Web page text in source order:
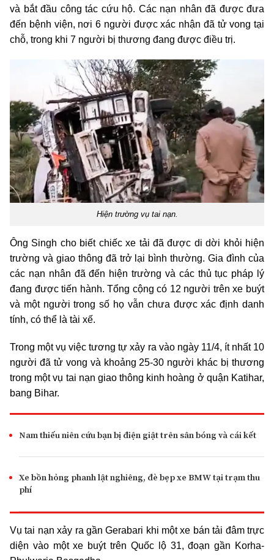
và bắt đầu công tác cứu hộ. Các nạn nhân đã được đưa
đến bệnh viện, nơi 6 người được xác nhận đã tử vong tại
chỗ, trong khi 7 người bị thương đang được điều trị.
Hiện trường vụ tai nạn.
Ông Singh cho biết chiếc xe tải đã được di dời khỏi hiện
trường và giao thông đã trở lại bình thường. Gia đình của
các nạn nhân đã đến hiện trường và các thủ tục pháp lý
đang được tiến hành. Tổng cộng có 12 người trên xe buýt
và một người trong số họ vẫn chưa được xác định danh
tính, có thể là tài xế.
Trong một vụ việc tương tự xảy ra vào ngày 11/4, ít nhất 10
người đã tử vong và khoảng 25-30 người khác bị thương
trong một vụ tai nạn giao thông kinh hoàng ở quận Katihar,
bang Bihar.
Nam thiếu niên cứu bạn bị điện giật trên sân bóng và cái kết
Xe bồn hỏng phanh lật nghiêng, đè bẹp xe BMW tại trạm thu
phí
Vụ tai nạn xảy ra gần Gerabari khi một xe bán tải đâm trực
diện vào một xe buýt trên Quốc lộ 31, đoạn gần Korha-